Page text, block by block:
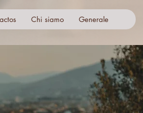
Chi siamo Generale